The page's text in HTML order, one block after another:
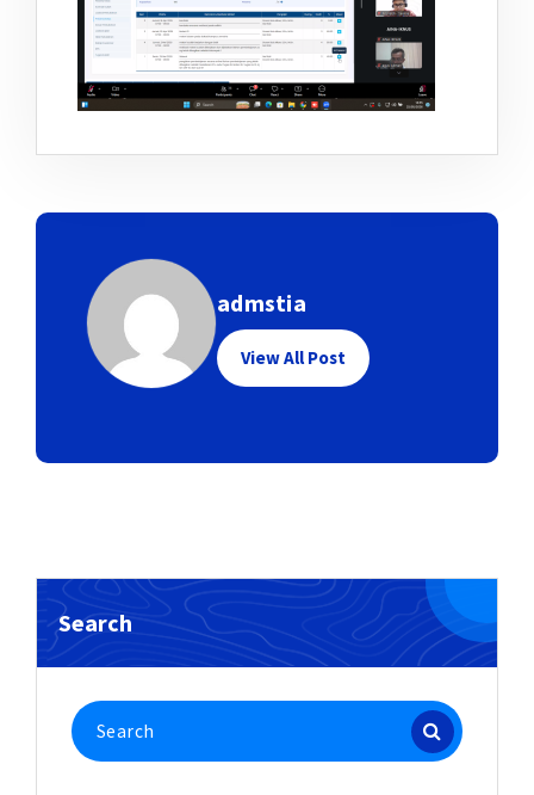
admstia
View All Post
Search
Search
for: